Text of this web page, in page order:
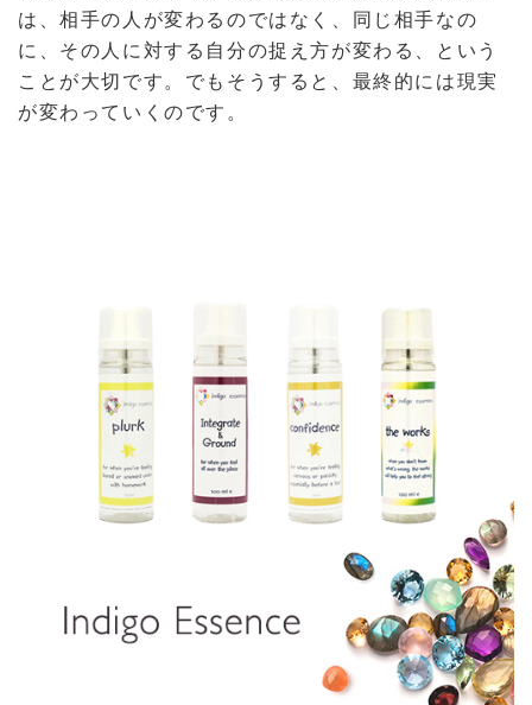
は、相手の人が変わるのではなく、同じ相手なの
に、その人に対する自分の捉え方が変わる、という
ことが大切です。でもそうすると、最終的には現実
が変わっていくのです。